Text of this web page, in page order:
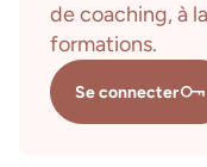
de coaching, à
formations.
Se connecter